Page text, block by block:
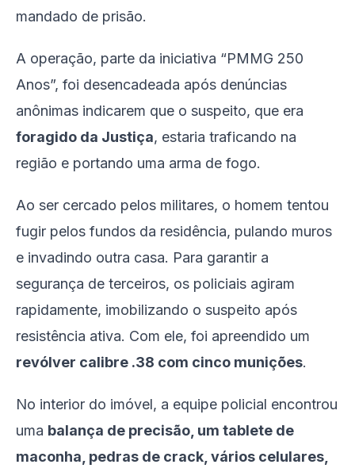
mandado de prisão.
A operação, parte da iniciativa “PMMG 250
Anos”, foi desencadeada após denúncias
anônimas indicarem que o suspeito, que era
foragido da Justiça, estaria traficando na
região e portando uma arma de fogo.
Ao ser cercado pelos militares, o homem tentou
fugir pelos fundos da residência, pulando muros
e invadindo outra casa. Para garantir a
segurança de terceiros, os policiais agiram
rapidamente, imobilizando o suspeito após
resistência ativa. Com ele, foi apreendido um
revólver calibre .38 com cinco munições.
No interior do imóvel, a equipe policial encontrou
uma balança de precisão, um tablete de
maconha, pedras de crack, vários celulares,